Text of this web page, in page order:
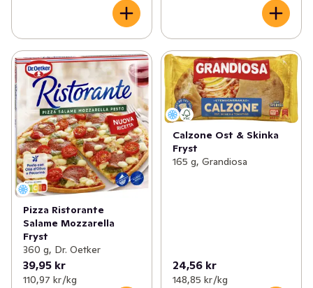
Pizza Ristorante
Salame Mozzarella
Fryst
360 g, Dr. Oetker
39,95 kr
110,97 kr /kg
Calzone Ost & Skinka
Fryst
165 g, Grandiosa
24,56 kr
148,85 kr /kg